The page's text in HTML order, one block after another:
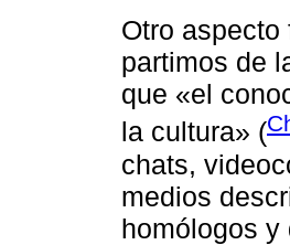
Otro
partimos de
que «el
la cultura» (
chats,
medios
homólogos y